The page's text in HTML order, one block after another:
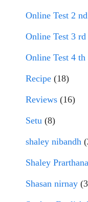
Online Test 2
Online Test 3 rd
Online Test 4 th
Recipe (18)
Reviews (16)
Setu (8)
shaley nibandh
Shaley
Shasan nirnay